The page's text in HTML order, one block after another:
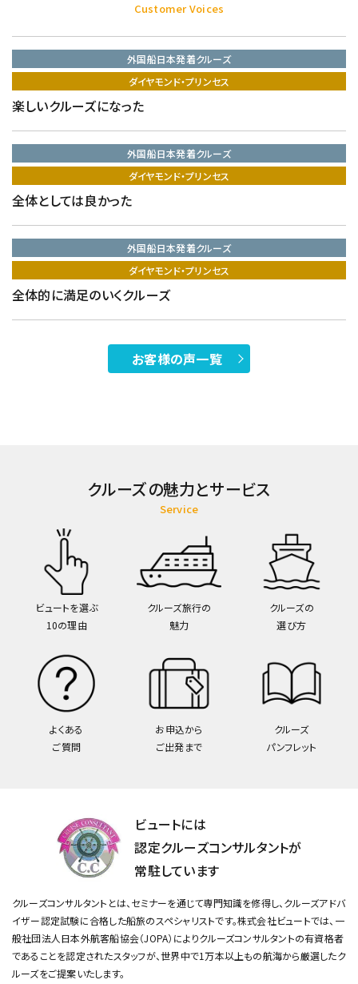
Customer Voices
外国船日本発着クルーズ
ダイヤモンド・プリンセス
楽しいクルーズになった
外国船日本発着クルーズ
ダイヤモンド・プリンセス
全体としては良かった
外国船日本発着クルーズ
ダイヤモンド・プリンセス
全体的に満足のいくクルーズ
お客様の声一覧
クルーズの魅力とサービス
Service
ビュートを選ぶ
10の理由
クルーズ旅行の
魅力
クルーズの
選び方
よくある
ご質問
お申込から
ご出発まで
クルーズ
パンフレット
ビュートには
認定クルーズコンサルタントが
常駐しています
クルーズコンサルタントとは、セミナーを通じて専門知識を修得し、クルーズアドバ
イザー認定試験に合格した船旅のスペシャリストです。株式会社ビュートでは、一
般社団法人日本外航客船協会（JOPA）によりクルーズコンサルタントの有資格者
であることを認定されたスタッフが、世界中で1万本以上もの航海から厳選したク
ルーズをご提案いたします。